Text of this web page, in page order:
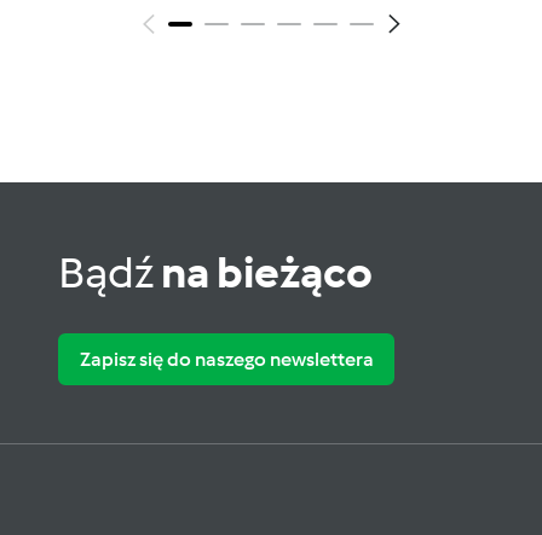
Bądźna bieżąco
Zapisz się do naszego newslettera